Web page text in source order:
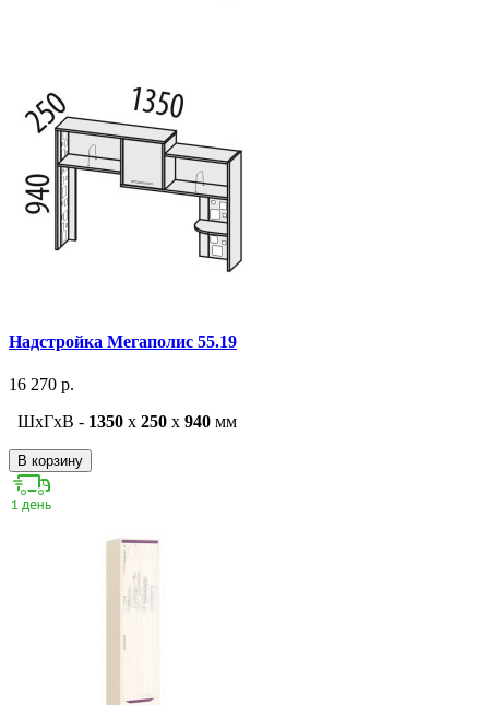
Надстройка Мегаполис 55.19
16 270 р.
ШxГxВ - 1350 x 250 x 940 мм
В корзину